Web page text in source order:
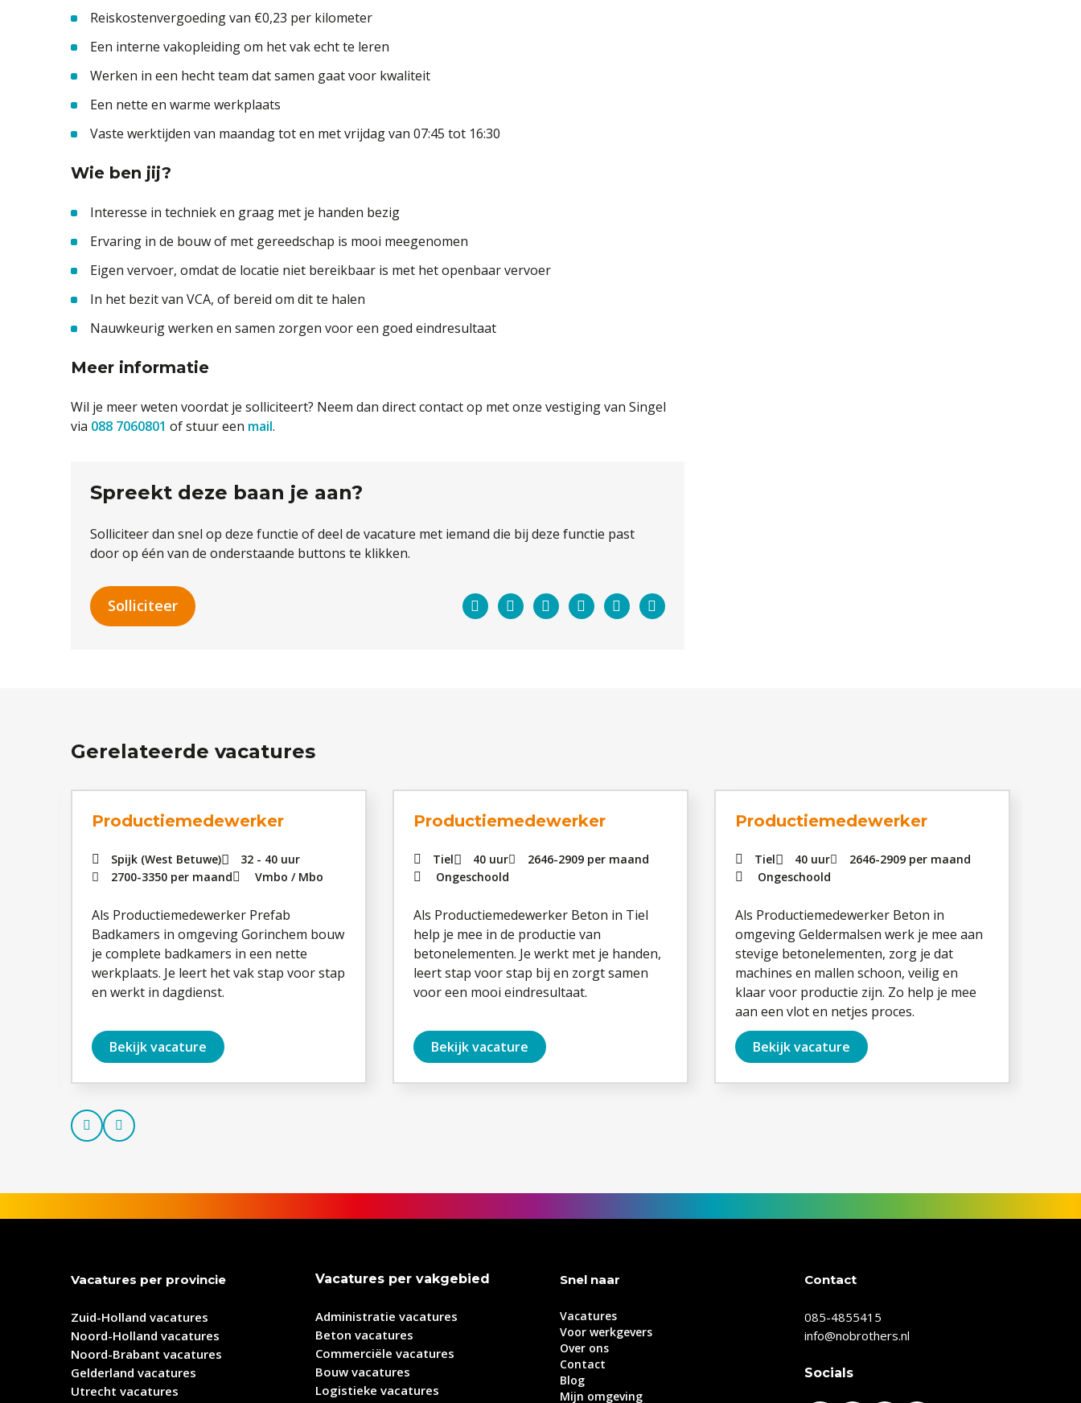
Reiskostenvergoeding van €0,23 per kilometer
Een interne vakopleiding om het vak echt te leren
Werken in een hecht team dat samen gaat voor kwaliteit
Een nette en warme werkplaats
Vaste werktijden van maandag tot en met vrijdag van 07:45 tot 16:30
Wie ben jij?
Interesse in techniek en graag met je handen bezig
Ervaring in de bouw of met gereedschap is mooi meegenomen
Eigen vervoer, omdat de locatie niet bereikbaar is met het openbaar vervoer
In het bezit van VCA, of bereid om dit te halen
Nauwkeurig werken en samen zorgen voor een goed eindresultaat
Meer informatie
Wil je meer weten voordat je solliciteert? Neem dan direct contact op met onze vestiging van Singel
via 088 7060801 of stuur een mail.
Spreekt deze baan je aan?
Solliciteer dan snel op deze functie of deel de vacature met iemand die bij deze functie past
door op één van de onderstaande buttons te klikken.
FacebookTwitterLinkedInPinterestWhatsApp
mail
Solliciteer
Gerelateerde vacatures
Productiemedewerker
Spijk (West Betuwe)
32 - 40 uur
2700-3350 per maand Vmbo Mbo
Als Productiemedewerker Prefab
Badkamers in omgeving Gorinchem bouw
je complete badkamers in een nette
werkplaats. Je leert het vak stap voor stap
en werkt in dagdienst.
Bekijk vacature
Productiemedewerker
Tiel 40 uur 2646-2909 per maand
Ongeschoold
Als Productiemedewerker Beton in Tiel
help je mee in de productie van
betonelementen. Je werkt met je handen,
leert stap voor stap bij en zorgt samen
voor een mooi eindresultaat.
Bekijk vacature
Productiemedewerker
Tiel 40 uur 2646-2909 per maand
Ongeschoold
Als Productiemedewerker Beton in
omgeving Geldermalsen werk je mee aan
stevige betonelementen, zorg je dat
machines en mallen schoon, veilig en
klaar voor productie zijn. Zo help je mee
aan een vlot en netjes proces.
Bekijk vacature
PrevNext
Vacatures per provincie
Zuid-Holland vacatures
Noord-Holland vacatures
Noord-Brabant vacatures
Gelderland vacatures
Utrecht vacatures
Vacatures per vakgebied
Administratie vacatures
Beton vacatures
Commerciële vacatures
Bouw vacatures
Logistieke vacatures
Snel naar
Vacatures
Voor werkgevers
Over ons
Contact
Blog
Mijn omgeving
Contact
085-4855415
info@nobrothers.nl
Socials